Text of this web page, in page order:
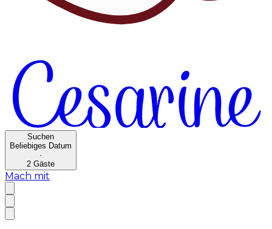
Suchen
Beliebiges Datum
·
2 Gäste
Mach mit